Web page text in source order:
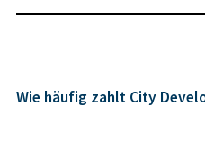
Wie häufig zahlt City